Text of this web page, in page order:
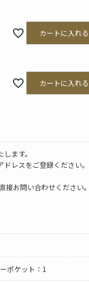
カートに入れる
カートに入れる
ます。
レスをご登録ください。
お問い合わせください。
ポケット：1